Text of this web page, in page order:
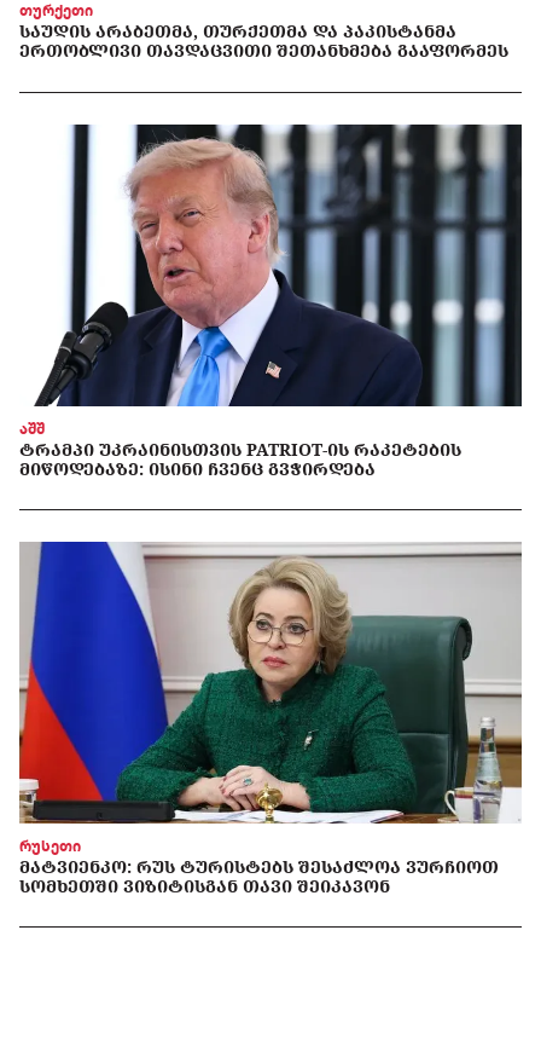
თურქეთი
ᲡᲐᲣᲓᲘᲡ ᲐᲠᲐᲑᲔᲗᲛᲐ, ᲗᲣᲠᲥᲔᲗᲛᲐ ᲓᲐ ᲞᲐᲙᲘᲡᲢᲐᲜᲛᲐ
ᲔᲠᲗᲝᲑᲚᲘᲕᲘ ᲗᲐᲕᲓᲐᲪᲕᲘᲗᲘ ᲨᲔᲗᲐᲜᲮᲛᲔᲑᲐ ᲒᲐᲐᲤᲝᲠᲛᲔᲡ
აშშ
ᲢᲠᲐᲛᲞᲘ ᲣᲙᲠᲐᲘᲜᲘᲡᲗᲕᲘᲡ PATRIOT-ᲘᲡ ᲠᲐᲙᲔᲢᲔᲑᲘᲡ
ᲛᲘᲬᲝᲓᲔᲑᲐᲖᲔ: ᲘᲡᲘᲜᲘ ᲩᲕᲔᲜᲪ ᲒᲕᲭᲘᲠᲓᲔᲑᲐ
რუსეთი
ᲛᲐᲢᲕᲘᲔᲜᲙᲝ: ᲠᲣᲡ ᲢᲣᲠᲘᲡᲢᲔᲑᲡ ᲨᲔᲡᲐᲫᲚᲝᲐ ᲕᲣᲠᲩᲘᲝᲗ
ᲡᲝᲛᲮᲔᲗᲨᲘ ᲕᲘᲖᲘᲢᲘᲡᲒᲐᲜ ᲗᲐᲕᲘ ᲨᲔᲘᲙᲐᲕᲝᲜ